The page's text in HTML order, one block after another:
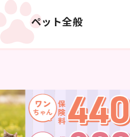
ペット全般